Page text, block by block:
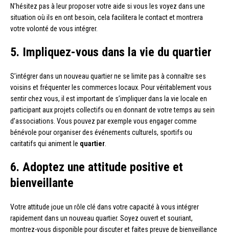
N’hésitez pas à leur proposer votre aide si vous les voyez dans une
situation où ils en ont besoin, cela facilitera le contact et montrera
votre volonté de vous intégrer.
5. Impliquez-vous dans la vie du quartier
S’intégrer dans un nouveau quartier ne se limite pas à connaître ses
voisins et fréquenter les commerces locaux. Pour véritablement vous
sentir chez vous, il est important de s’impliquer dans la vie locale en
participant aux projets collectifs ou en donnant de votre temps au sein
d’associations. Vous pouvez par exemple vous engager comme
bénévole pour organiser des événements culturels, sportifs ou
caritatifs qui animent le quartier
6. Adoptez une attitude positive et
bienveillante
Votre attitude joue un rôle clé dans votre capacité à vous intégrer
rapidement dans un nouveau quartier. Soyez ouvert et souriant,
montrez-vous disponible pour discuter et faites preuve de bienveillance